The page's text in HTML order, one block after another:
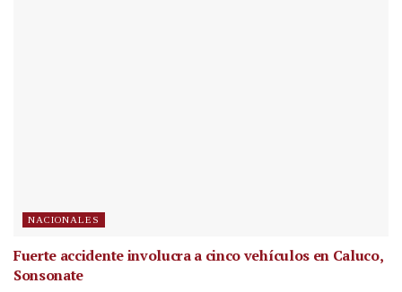
NACIONALES
Fuerte accidente involucra a cinco vehículos en Caluco,
Sonsonate